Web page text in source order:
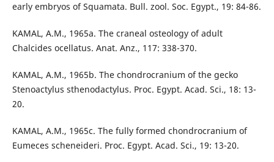
early embryos of Squamata. Bull. zool. Soc. Egypt., 19: 84-86.
KAMAL, A.M., 1965a. The craneal osteology of adult
Chalcides ocellatus. Anat. Anz., 117: 338-370.
KAMAL, A.M., 1965b. The chondrocranium of the gecko
Stenoactylus sthenodactylus. Proc. Egypt. Acad. Sci., 18: 13-
20.
KAMAL, A.M., 1965c. The fully formed chondrocranium of
Eumeces scheneideri. Proc. Egypt. Acad. Sci., 19: 13-20.